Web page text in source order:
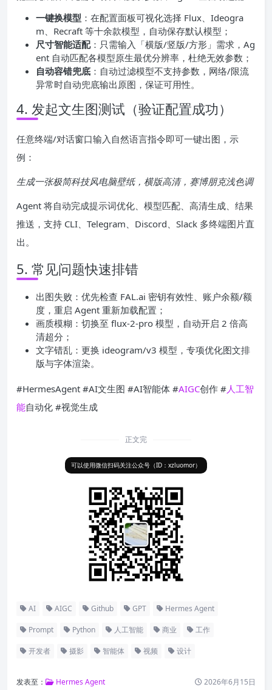
一键换模型 ：在配置面板可视化选择 Flux、Ideogra
m、Recraft 等十余款模型，自动保存默认模型；
尺寸智能适配：只需输入「横版/竖版/方形」需求，Ag
ent 自动匹配各模型原生最优分辨率，杜绝无效参数；
自动容错兜底 ：自动过滤模型不支持参数，网络/限流
异常时自动兜底输出原图，保证可用性。
4. 发起文生图测试（验证配置成功）
任意终端/对话窗口输入自然语言指令即可一键出图，示
例：
生成一张极简科技风电脑壁纸，横版高清，赛博朋克浅色调
Agent 将自动完成提示词优化、模型匹配、高清生成、结果
推送，支持 CLI、Telegram、Discord、Slack 多终端图片直
出。
5. 常见问题快速排错
出图失败：优先检查 FAL.ai 密钥有效性、账户余额/额
度，重启 Agent 重新加载配置；
画质模糊：切换至 flux-2-pro 模型，自动开启 2 倍高
清超分；
文字错乱：更换 ideogram/v3 模型，专项优化图文排
版与字体渲染。
#HermesAgent #AI文生图 #AI智能体 #AIGC创作 #人工智
能自动化 #视觉生成
正文完
可以使用微信扫码关注公众号（ID：xzluomor）
AI AIGC Github GPT Hermes Agent
Prompt Python 人工智能 商业 工作
开发者 摄影 智能体 视频 设计
发表至： Hermes Agent 2026年6月15日